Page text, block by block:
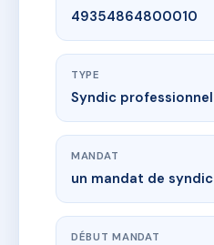
49354864800010
TYPE
Syndic professionnel
MANDAT
un mandat de syndic
DÉBUT MANDAT